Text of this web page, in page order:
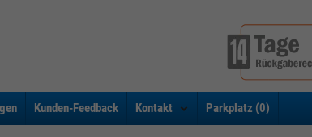
Kunden-Feedback Kontakt Parkplatz (0)